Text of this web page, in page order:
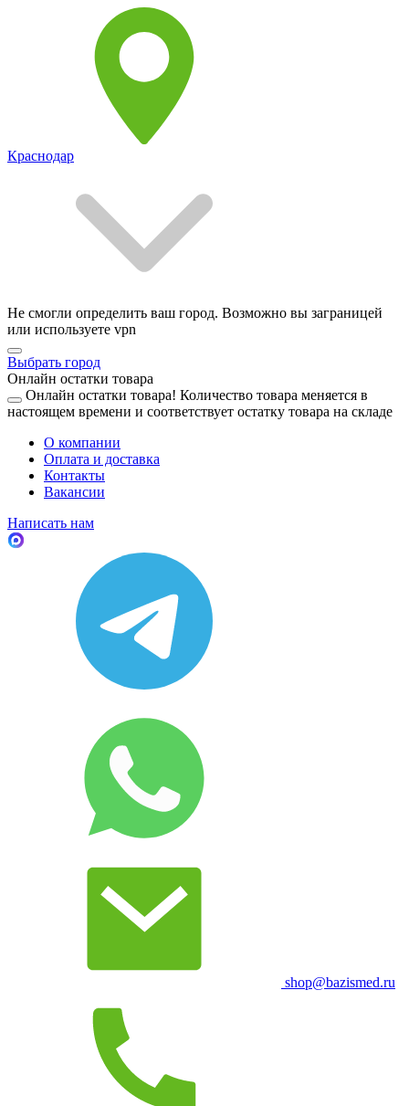
Краснодар
Не смогли определить ваш город. Возможно вы заграницей
или используете vpn
Выбрать город
Онлайн остатки товара
Онлайн остатки товара! Количество товара меняется в
настоящем времени и соответствует остатку товара на складе
О компании
Оплата и доставка
Контакты
Вакансии
Написать нам
shop@bazismed.ru